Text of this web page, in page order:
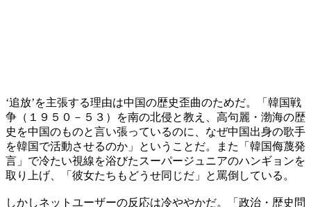
‘追放’を主張する理由は中国の歴史歪曲のためだ。「韓国戦
争（１９５０－５３）を南の北侵と教え、高句麗・渤海の歴
史を中国のものと言い張っているのに、なぜ中国出身の歌手
を韓国で活動させるのか」ということだ。また「韓国侮蔑発
言」で冷たい視線を浴びたスーパージュニアのハンギョンを
取り上げ、「彼女たちもどうせ同じだ」と罵倒している。
しかしネットユーザーの反応は冷ややかだ。「政治・歴史問